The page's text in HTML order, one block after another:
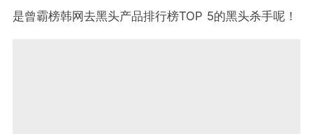
是曾霸榜韩网去黑头产品排行榜TOP 5的黑头杀手呢！